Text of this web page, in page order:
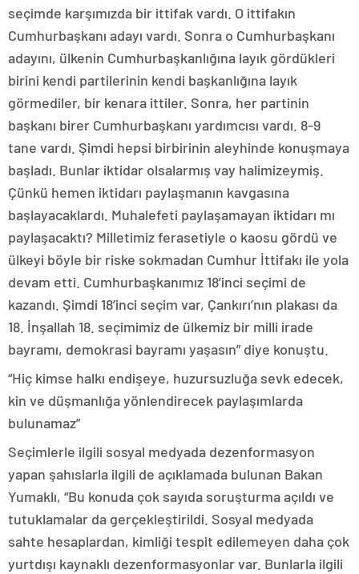
seçimde karşımızda bir ittifak vardı. O ittifakın
Cumhurbaşkanı adayı vardı. Sonra o Cumhurbaşkanı
adayını, ülkenin Cumhurbaşkanlığına layık gördükleri
birini kendi partilerinin kendi başkanlığına layık
görmediler, bir kenara ittiler. Sonra, her partinin
başkanı birer Cumhurbaşkanı yardımcısı vardı. 8-9
tane vardı. Şimdi hepsi birbirinin aleyhinde konuşmaya
başladı. Bunlar iktidar olsalarmış vay halimizeymiş.
Çünkü hemen iktidarı paylaşmanın kavgasına
başlayacaklardı. Muhalefeti paylaşamayan iktidarı mı
paylaşacaktı? Milletimiz ferasetiyle o kaosu gördü ve
ülkeyi böyle bir riske sokmadan Cumhur İttifakı ile yola
devam etti. Cumhurbaşkanımız 18’inci seçimi de
kazandı. Şimdi 18’inci seçim var, Çankırı’nın plakası da
18. İnşallah 18. seçimimiz de ülkemiz bir milli irade
bayramı, demokrasi bayramı yaşasın” diye konuştu.
“Hiç kimse halkı endişeye, huzursuzluğa sevk edecek,
kin ve düşmanlığa yönlendirecek paylaşımlarda
bulunamaz”
Seçimlerle ilgili sosyal medyada dezenformasyon
yapan şahıslarla ilgili de açıklamada bulunan Bakan
Yumaklı, “Bu konuda çok sayıda soruşturma açıldı ve
tutuklamalar da gerçekleştirildi. Sosyal medyada
sahte hesaplardan, kimliği tespit edilemeyen daha çok
yurtdışı kaynaklı dezenformasyonlar var. Bunlarla ilgili